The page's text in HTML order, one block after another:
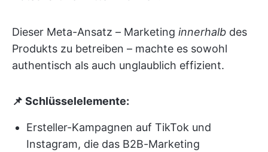
Dieser Meta-Ansatz – Marketing innerhalb des
Produkts zu betreiben – machte es sowohl
authentisch als auch unglaublich effizient.
📌 Schlüsselelemente:
Ersteller-Kampagnen auf TikTok und
Instagram, die das B2B-Marketing